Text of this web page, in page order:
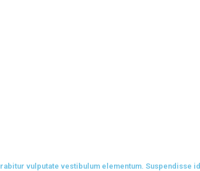
vulputate vestibulum elementum. Suspendisse id